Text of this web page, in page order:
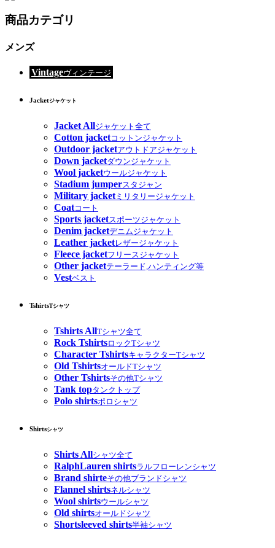
商品カテゴリ
メンズ
Vintageヴィンテージ
Jacketジャケット
Jacket Allジャケット全て
Cotton jacketコットンジャケット
Outdoor jacketアウトドアジャケット
Down jacketダウンジャケット
Wool jacketウールジャケット
Stadium jumperスタジャン
Military jacketミリタリージャケット
Coatコート
Sports jacketスポーツジャケット
Denim jacketデニムジャケット
Leather jacketレザージャケット
Fleece jacketフリースジャケット
Other jacketテーラード,ハンティング等
Vestベスト
TshirtsTシャツ
Tshirts AllTシャツ全て
Rock TshirtsロックTシャツ
Character TshirtsキャラクターTシャツ
Old TshirtsオールドTシャツ
Other Tshirtsその他Tシャツ
Tank topタンクトップ
Polo shirtsポロシャツ
Shirtsシャツ
Shirts Allシャツ全て
RalphLauren shirtsラルフローレンシャツ
Brand shirteその他ブランドシャツ
Flannel shirtsネルシャツ
Wool shirtsウールシャツ
Old shirtsオールドシャツ
Shortsleeved shirts半袖シャツ